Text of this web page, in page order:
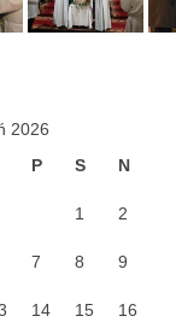
Ks. Mateusza
2026
P S N
1 2
7 8 9
14 15 16